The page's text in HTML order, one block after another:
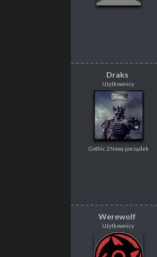
Draks
Draks
Gothic
POSTY
Użytkownicy
Gothic 2 Nowy porządek
Werewolf
Użytkownicy